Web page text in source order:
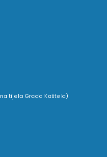
tijela Grada Kaštela)